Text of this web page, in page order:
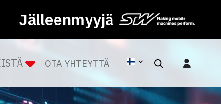
Jälleenmyyjä
OTA YHTEYTTÄ